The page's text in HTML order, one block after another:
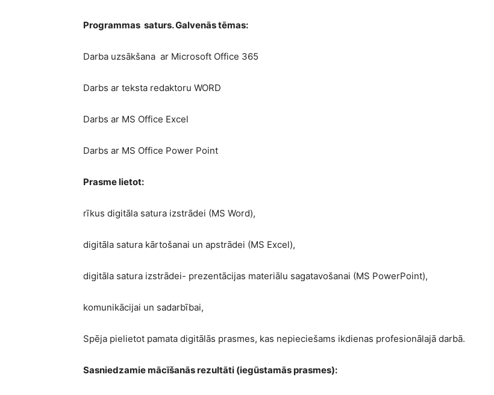
Programmas saturs. Galvenās tēmas:
Darba uzsākšana ar Microsoft Office 365
Darbs ar teksta redaktoru WORD
Darbs ar MS Office Excel
Darbs ar MS Office Power Point
Prasme lietot:
rīkus digitāla satura izstrādei (MS Word),
digitāla satura kārtošanai un apstrādei (MS Excel),
digitāla satura izstrādei- prezentācijas materiālu sagatavošanai (MS PowerPoint),
komunikācijai un sadarbībai,
Spēja pielietot pamata digitālās prasmes, kas nepieciešams ikdienas profesionālajā darbā.
Sasniedzamie mācīšanās rezultāti (iegūstamās prasmes):